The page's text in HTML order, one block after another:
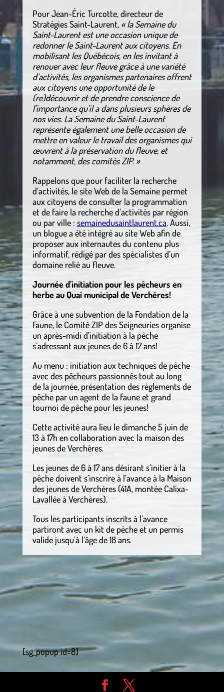
Pour Jean-Éric Turcotte, directeur de
Stratégies Saint-Laurent, « la Semaine du
Saint-Laurent est une occasion unique de
redonner le Saint-Laurent aux citoyens. En
mobilisant les Québécois, en les invitant à
renouer avec leur fleuve grâce à une variété
d’activités, les organismes partenaires offrent
aux citoyens une opportunité de le
(re)découvrir et de prendre conscience de
l’importance qu’il a dans plusieurs sphères de
nos vies. La Semaine du Saint-Laurent
représente également une belle occasion de
mettre en valeur le travail des organismes qui
œuvrent à la préservation du fleuve, et
notamment, des comités ZIP. »
Rappelons que pour faciliter la recherche
d’activités, le site Web de la Semaine permet
aux citoyens de consulter la programmation
et de faire la recherche d’activités par région
ou par ville : semainedusaintlaurent.ca. Aussi,
un blogue a été intégré au site Web afin de
proposer aux internautes du contenu plus
informatif, rédigé par des spécialistes d’un
domaine relié au fleuve.
Journée d’initiation pour les pêcheurs en
herbe au Quai municipal de Verchères!
Grâce à une subvention de la Fondation de la
Faune, le Comité ZIP des Seigneuries organise
un après-midi d’initiation à la pêche
s’adressant aux jeunes de 6 à 17 ans!
Au menu : initiation aux techniques de pêche
avec des pêcheurs passionnés tout au long
de la journée, présentation des règlements de
pêche par un agent de la faune et grand
tournoi de pêche pour les jeunes!
Cette activité aura lieu le dimanche 5 juin de
13 à 17h en collaboration avec la maison des
jeunes de Verchères.
Les jeunes de 6 à 17 ans désirant s’initier à la
pêche doivent s’inscrire à l’avance à la Maison
des jeunes de Verchères (41A, montée Calixa-
Lavallée à Verchères).
Tous les participants inscrits à l’avance
partiront avec un kit de pêche et un permis
valide jusqu’à l’âge de 18 ans.
[sg_popup id=8]